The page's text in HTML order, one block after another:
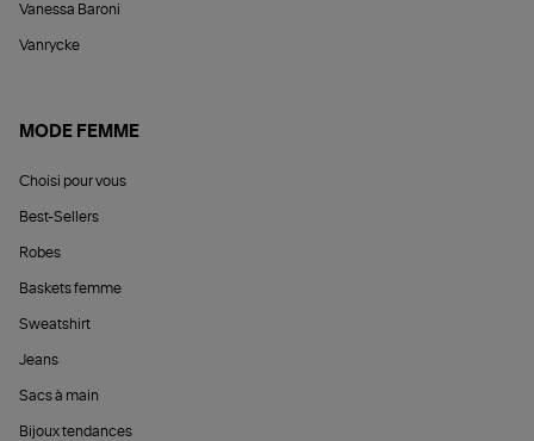
Vanessa Baroni
Vanrycke
MODE FEMME
Choisi pour vous
Best-Sellers
Robes
Baskets femme
Sweatshirt
Jeans
Sacs à main
Bijoux tendances